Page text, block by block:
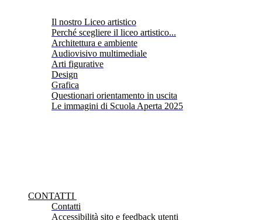
Il nostro Liceo artistico
Perché scegliere il liceo artistico...
Architettura e ambiente
Audiovisivo multimediale
Arti figurative
Design
Grafica
Questionari orientamento in uscita
Le immagini di Scuola Aperta 2025
CONTATTI
Contatti
Accessibilità sito e feedback utenti